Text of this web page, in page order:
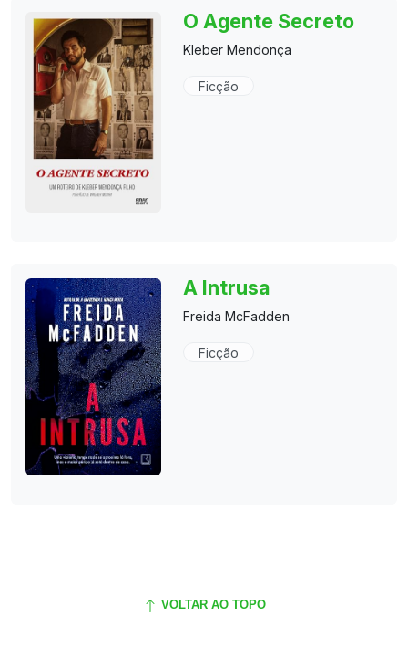
O Agente Secreto
Kleber Mendonça
Ficção
A Intrusa
Freida McFadden
Ficção
VOLTAR AO TOPO